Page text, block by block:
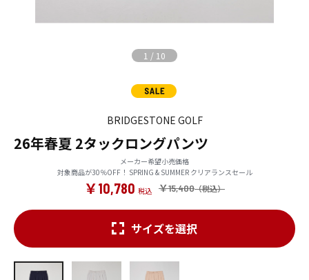
1 / 10
BRIDGESTONE GOLF
26年春夏 2タックロングパンツ
メーカー希望小売価格
対象商品が30％OFF！ SPRING & SUMMER クリアランスセール
￥15,400
￥10,780
サイズを選択